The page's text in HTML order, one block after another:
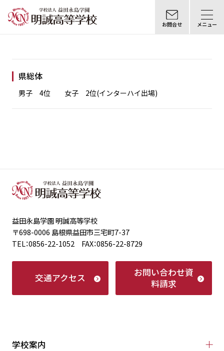
お問合せ メニュー
県総体
男子 4位 女子 2位(インターハイ出場)
益田永島学園 明誠高等学校
〒698-0006 島根県益田市三宅町7-37
TEL：0856-22-1052 FAX：0856-22-8729
交通アクセス お問い合わせ資
料請求
学校案内